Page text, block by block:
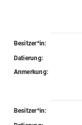
Besitzer*in:
Datierung:
Anmerkung:
Besitzer*in: